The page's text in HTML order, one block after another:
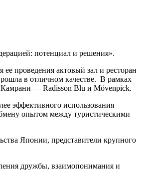
потенциал и решения».
проведения актовый зал и ресторан
в отличном качестве. В рамках
Камрани — Radisson Blu и Mövenpick.
эффективного использования
опытом между туристическими
Японии, представители крупного
дружбы, взаимопонимания и